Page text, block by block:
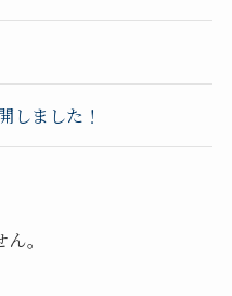
しました！
。